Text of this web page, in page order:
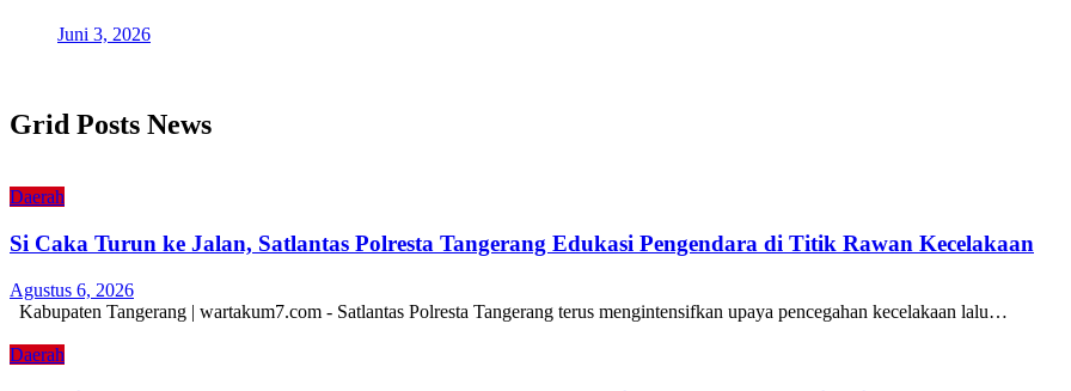
Juni 3, 2026
Grid Posts News
Daerah
Si Caka Turun ke Jalan, Satlantas Polresta Tangerang Edukasi Pengendara di Titik Rawan Kecelakaan
Agustus 6, 2026
Kabupaten Tangerang | wartakum7.com - Satlantas Polresta Tangerang terus mengintensifkan upaya pencegahan kecelakaan lalu…
Daerah